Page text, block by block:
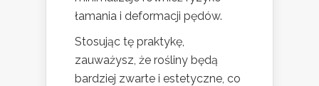
łamania i deformacji pędów.
Stosując tę praktykę,
zauważysz, że rośliny będą
bardziej zwarte i estetyczne, co